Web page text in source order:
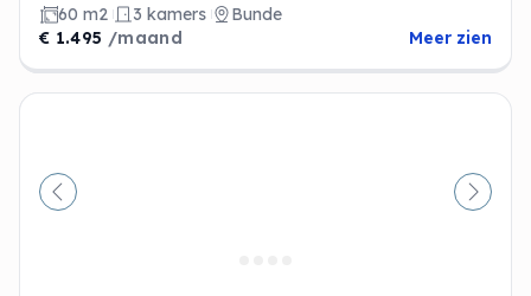
60 m2 3 kamers
Bunde
€ 1.495 /maand Meer zien
Vorige